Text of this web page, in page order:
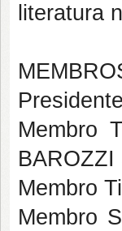
literatura
Membro
BAROZZI
Membro
Membro